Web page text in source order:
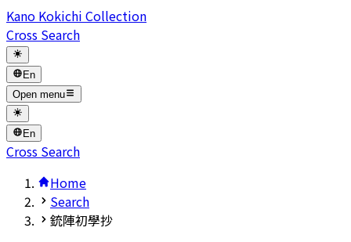
Kano Kokichi Collection
Cross Search
En
Open menu
En
Cross Search
Home
Search
銃陣初學抄